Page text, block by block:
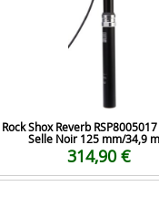
Rock Shox Reverb
Selle Noir 125 mm/34,9
314,90 €